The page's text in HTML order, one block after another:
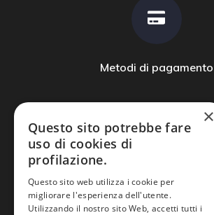
Metodi di pagamento
Domande frequenti
×
Questo sito potrebbe fare
uso di cookies di
profilazione.
Questo sito web utilizza i cookie per
migliorare l'esperienza dell'utente.
Utilizzando il nostro sito Web, accetti tutti i